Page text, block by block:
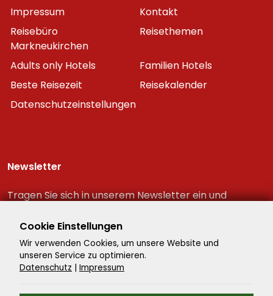
Impressum
Kontakt
Reisebüro
Markneukirchen
Reisethemen
Adults only Hotels
Familien Hotels
Beste Reisezeit
Reisekalender
Datenschutzeinstellungen
Newsletter
Tragen Sie sich in unserem Newsletter ein und
Reiseschnäppchen!
Cookie Einstellungen
Wir verwenden Cookies, um unsere Website und
unseren Service zu optimieren.
Datenschutz | Impressum